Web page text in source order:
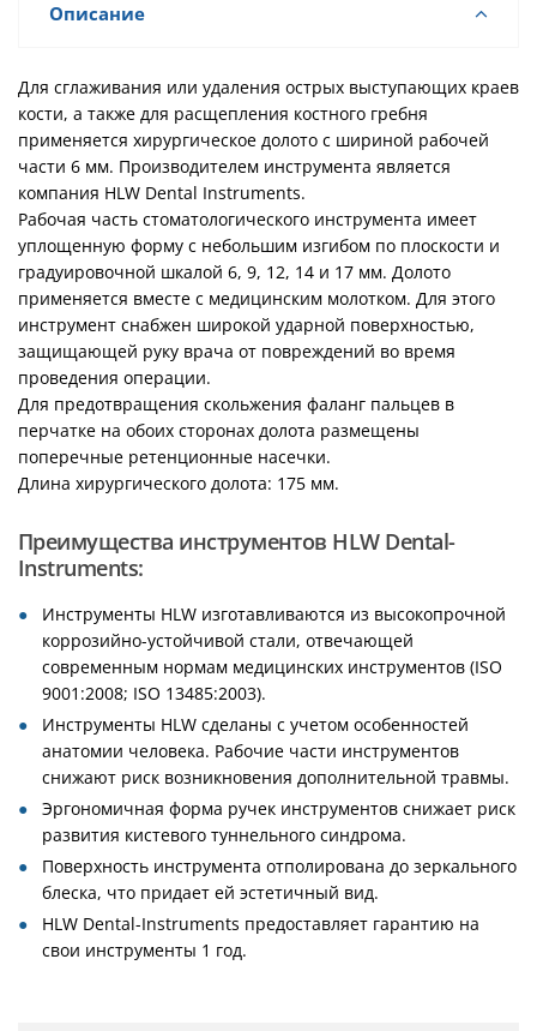
Описание
Для сглаживания или удаления острых выступающих краев
кости, а также для расщепления костного гребня
применяется хирургическое долото с шириной рабочей
части 6 мм. Производителем инструмента является
компания HLW Dental Instruments.
Рабочая часть стоматологического инструмента имеет
уплощенную форму с небольшим изгибом по плоскости и
градуировочной шкалой 6, 9, 12, 14 и 17 мм. Долото
применяется вместе с медицинским молотком. Для этого
инструмент снабжен широкой ударной поверхностью,
защищающей руку врача от повреждений во время
проведения операции.
Для предотвращения скольжения фаланг пальцев в
перчатке на обоих сторонах долота размещены
поперечные ретенционные насечки.
Длина хирургического долота: 175 мм.
Преимущества инструментов HLW Dental-
Instruments:
Инструменты HLW изготавливаются из высокопрочной
коррозийно-устойчивой стали, отвечающей
современным нормам медицинских инструментов (ISO
9001:2008; ISO 13485:2003).
Инструменты HLW сделаны с учетом особенностей
анатомии человека. Рабочие части инструментов
снижают риск возникновения дополнительной травмы.
Эргономичная форма ручек инструментов снижает риск
развития кистевого туннельного синдрома.
Поверхность инструмента отполирована до зеркального
блеска, что придает ей эстетичный вид.
HLW Dental-Instruments предоставляет гарантию на
свои инструменты 1 год.